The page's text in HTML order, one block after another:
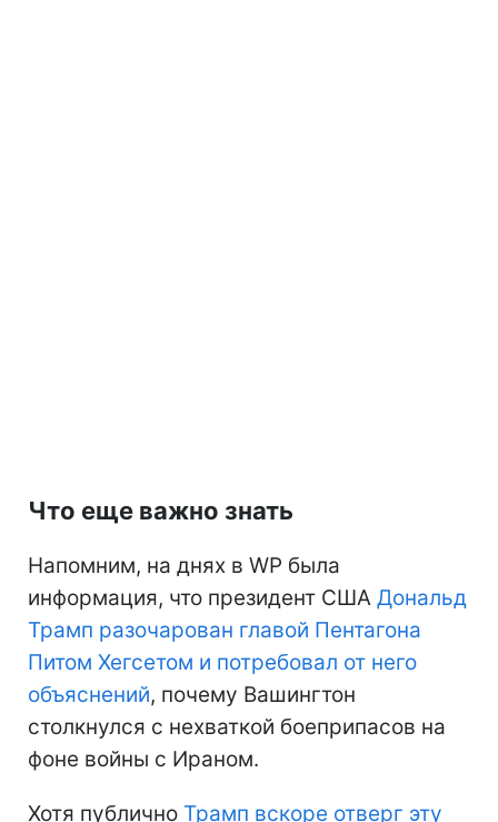
Что еще важно знать
Напомним, на днях в WP была
информация, что президент США Дональд
Трамп разочарован главой Пентагона
Питом Хегсетом и потребовал от него
объяснений, почему Вашингтон
столкнулся с нехваткой боеприпасов на
фоне войны с Ираном.
Хотя публично Трамп вскоре отверг эту